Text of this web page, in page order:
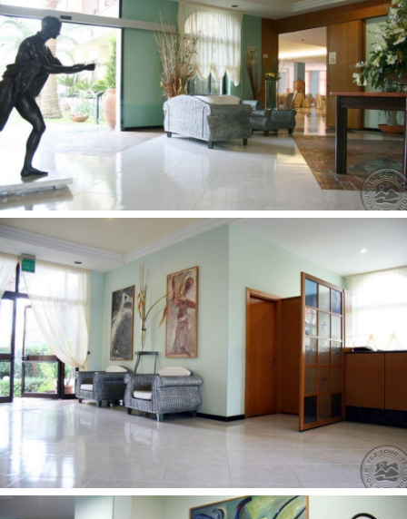
Telefonas: +39 0828 851132
Internetinė svetainė:www.hoteldelfa.com/